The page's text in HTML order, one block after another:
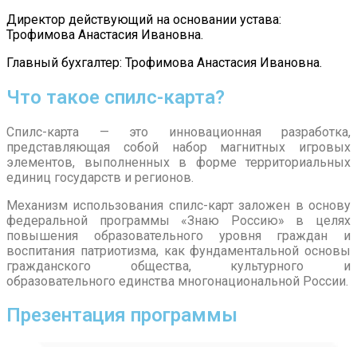
Директор действующий на основании устава:
Трофимова Анастасия Ивановна.
Главный бухгалтер: Трофимова Анастасия Ивановна.
Что такое спилс-карта?
Спилс-карта — это инновационная разработка,
представляющая собой набор магнитных игровых
элементов, выполненных в форме территориальных
единиц государств и регионов.
Механизм использования спилс-карт заложен в основу
федеральной программы «Знаю Россию» в целях
повышения образовательного уровня граждан и
воспитания патриотизма, как фундаментальной основы
гражданского общества, культурного и
образовательного единства многонациональной России.
Презентация программы